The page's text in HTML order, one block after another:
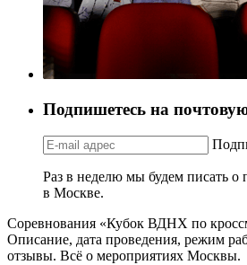
Подпишетесь на
Раз в неделю мы будем писать о
в Москве.
Соревнования «Кубок ВДНХ по
Описание, дата проведения, режим
отзывы. Всё о мероприятиях Москвы.